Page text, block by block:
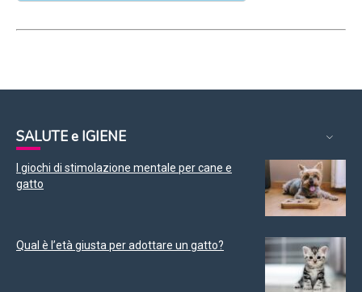
SALUTE e IGIENE
I giochi di stimolazione mentale per cane e
gatto
Qual è l’età giusta per adottare un gatto?